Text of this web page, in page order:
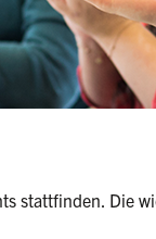
stattfinden. Die